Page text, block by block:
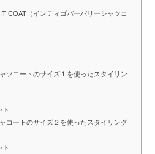
COAT（インディゴバーバリーシャツコ
ツコートのサイズ１を使ったスタイリン
ト
コートのサイズ２を使ったスタイリング
ト